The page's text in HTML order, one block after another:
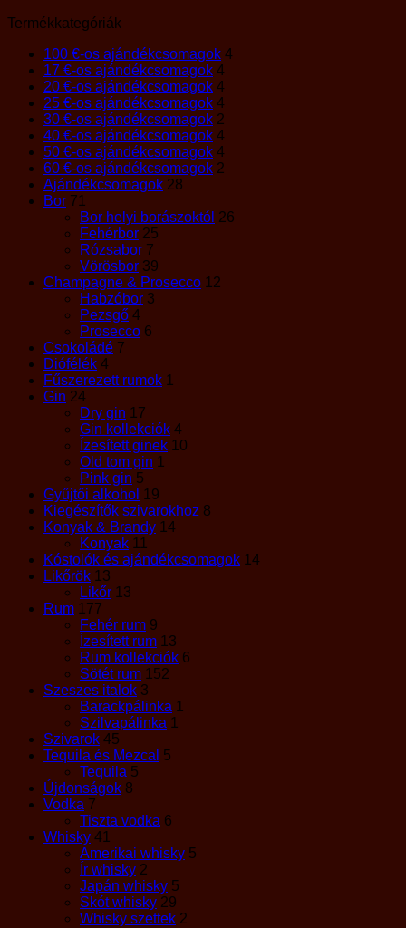
Termékkategóriák
100 €-os ajándékcsomagok 4
17 €-os ajándékcsomagok 4
20 €-os ajándékcsomagok 4
25 €-os ajándékcsomagok 4
30 €-os ajándékcsomagok 2
40 €-os ajándékcsomagok 4
50 €-os ajándékcsomagok 4
60 €-os ajándékcsomagok 2
Ajándékcsomagok 28
Bor 71
Bor helyi borászoktól 26
Fehérbor 25
Rózsabor 7
Vörösbor 39
Champagne & Prosecco 12
Habzóbor 3
Pezsgő 4
Prosecco 6
Csokoládé 7
Diófélék 4
Fűszerezett rumok 1
Gin 24
Dry gin 17
Gin kollekciók 4
Ízesített ginek 10
Old tom gin 1
Pink gin 5
Gyűjtői alkohol 19
Kiegészítők szivarokhoz 8
Konyak & Brandy 14
Konyak 11
Kóstolók és ajándékcsomagok 14
Likőrök 13
Likőr 13
Rum 177
Fehér rum 9
Ízesített rum 13
Rum kollekciók 6
Sötét rum 152
Szeszes italok 3
Barackpálinka 1
Szilvapálinka 1
Szivarok 45
Tequila és Mezcal 5
Tequila 5
Újdonságok 8
Vodka 7
Tiszta vodka 6
Whisky 41
Amerikai whisky 5
Ír whisky 2
Japán whisky 5
Skót whisky 29
Whisky szettek 2